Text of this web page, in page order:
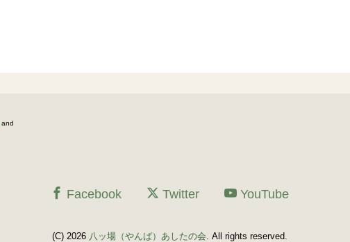
and
Facebook Twitter YouTube
(C) 2026 八ッ場（やんば）あしたの会. All rights reserved.